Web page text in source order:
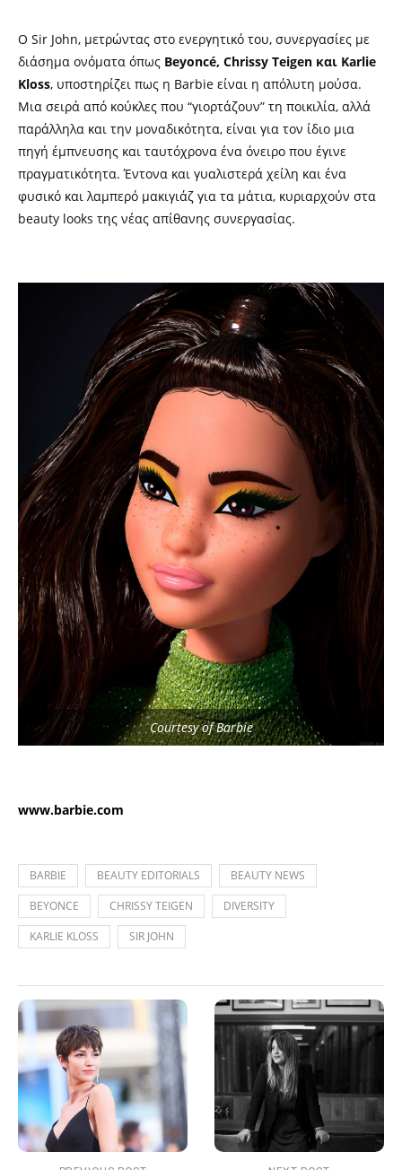
Ο Sir John, μετρώντας στο ενεργητικό του, συνεργασίες με
διάσημα ονόματα όπως Beyoncé, Chrissy Teigen και Karlie
Kloss, υποστηρίζει πως η Barbie είναι η απόλυτη μούσα.
Μια σειρά από κούκλες που “γιορτάζουν” τη ποικιλία, αλλά
παράλληλα και την μοναδικότητα, είναι για τον ίδιο μια
πηγή έμπνευσης και ταυτόχρονα ένα όνειρο που έγινε
πραγματικότητα. Έντονα και γυαλιστερά χείλη και ένα
φυσικό και λαμπερό μακιγιάζ για τα μάτια, κυριαρχούν στα
beauty looks της νέας απίθανης συνεργασίας.
Courtesy of Barbie
www.barbie.com
BARBIE BEAUTY EDITORIALS
BEAUTY NEWS
BEYONCE
CHRISSY TEIGEN
DIVERSITY
KARLIE KLOSS
SIR JOHN